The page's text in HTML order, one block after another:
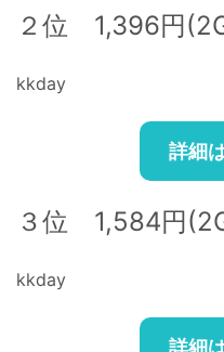
２位 1,396円
kkday
詳細
３位 1,584円
kkday
詳細